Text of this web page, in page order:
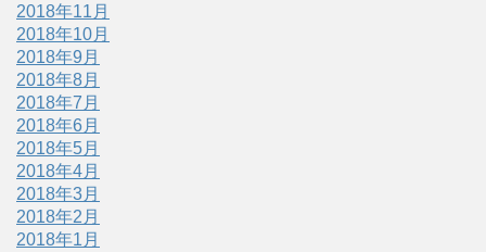
2018年11月
2018年10月
2018年9月
2018年8月
2018年7月
2018年6月
2018年5月
2018年4月
2018年3月
2018年2月
2018年1月